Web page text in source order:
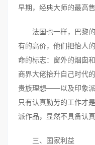
早期，经典大师的最高售
法国也一样，巴黎的
有的高价，他们把怡人
命的标志：窗外的烟囱
商界大佬抬升自己时代
贵族理想——以及印象
只有认真勤劳的工作才
派作品，显然不具备认
三、国家利益